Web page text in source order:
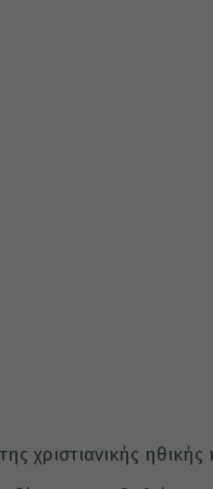
χριστιανικής ηθικής